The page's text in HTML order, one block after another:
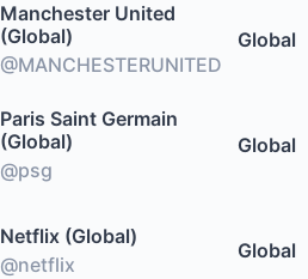
Manchester United
(Global)
@MANCHESTERUNITED
Global
Paris Saint Germain
(Global)
@psg
Global
Netflix (Global)
@netflix
Global